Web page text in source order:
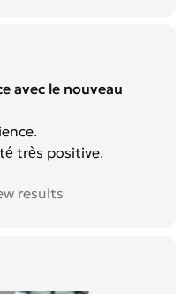
avec le nouveau
très positive.
results